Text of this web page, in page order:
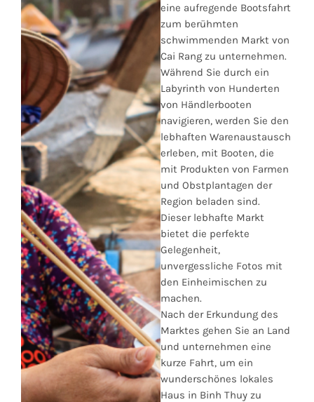
eine aufregende Bootsfahrt
zum berühmten
schwimmenden Markt von
Cai Rang zu unternehmen.
Während Sie durch ein
Labyrinth von Hunderten
von Händlerbooten
navigieren, werden Sie den
lebhaften Warenaustausch
erleben, mit Booten, die
mit Produkten von Farmen
und Obstplantagen der
Region beladen sind.
Dieser lebhafte Markt
bietet die perfekte
Gelegenheit,
unvergessliche Fotos mit
den Einheimischen zu
machen.
Nach der Erkundung des
Marktes gehen Sie an Land
und unternehmen eine
kurze Fahrt, um ein
wunderschönes lokales
Haus in Binh Thuy zu